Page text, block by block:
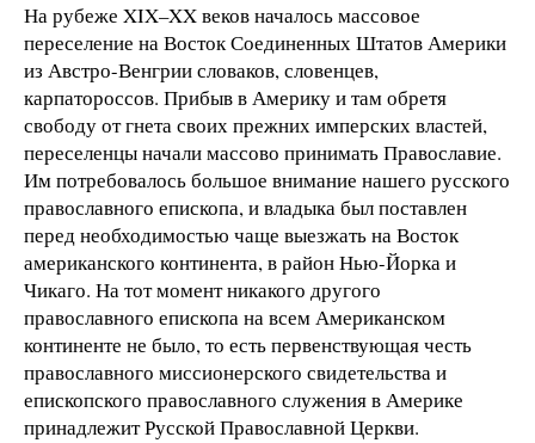
На рубеже XIX–XX веков началось массовое
переселение на Восток Соединенных Штатов Америки
из Австро-Венгрии словаков, словенцев,
карпатороссов. Прибыв в Америку и там обретя
свободу от гнета своих прежних имперских властей,
переселенцы начали массово принимать Православие.
Им потребовалось большое внимание нашего русского
православного епископа, и владыка был поставлен
перед необходимостью чаще выезжать на Восток
американского континента, в район Нью-Йорка и
Чикаго. На тот момент никакого другого
православного епископа на всем Американском
континенте не было, то есть первенствующая честь
православного миссионерского свидетельства и
епископского православного служения в Америке
принадлежит Русской Православной Церкви.